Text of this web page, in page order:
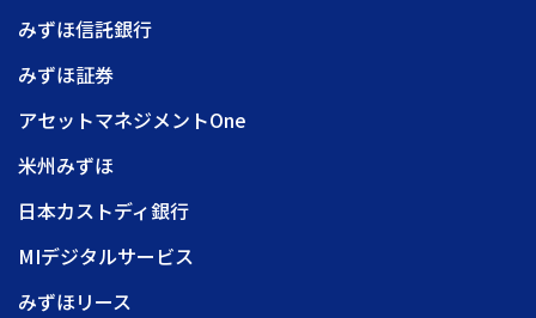
みずほ信託銀行
みずほ証券
アセットマネジメントOne
米州みずほ
日本カストディ銀行
MIデジタルサービス
みずほリース